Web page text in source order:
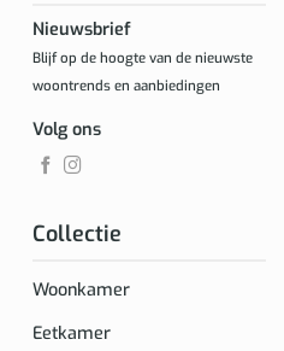
Collectie
Woonkamer
Eetkamer
Nieuwsbrief
Blijf op de hoogte van de nieuwste
woontrends en aanbiedingen
Volg ons